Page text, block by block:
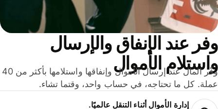
عند الإنفاق والإرسال
الأموال
وفّر المال عند إرسال الأموال وإنفاقها واستلامها بأكثر من 40
كل ما تحتاجه، في حساب واحد، وقتما تشاء.
إدارة الأموال أثناء التنقل عالميًا.